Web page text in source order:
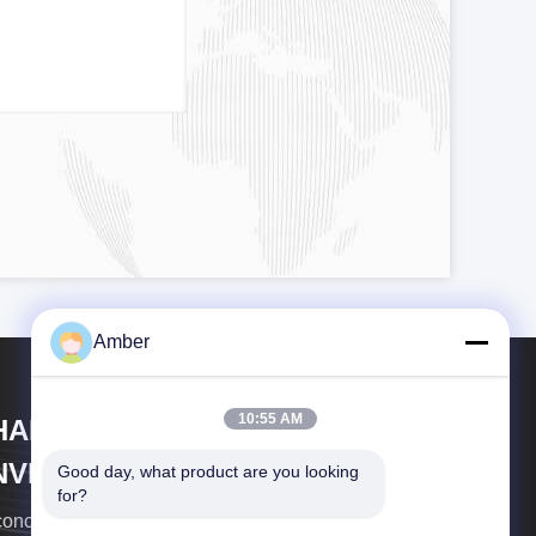
DUBHE
sulla fornitura di attrezzature e
Amber
10:55 AM
Good day, what product are you looking
for?